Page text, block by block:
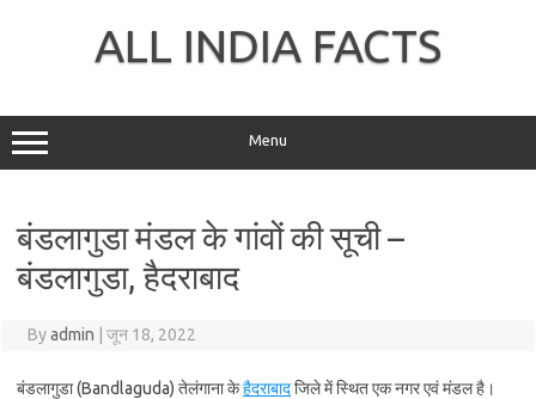
ALL INDIA FACTS
Menu
बंडलागुडा मंडल के गांवों की सूची –
बंडलागुडा, हैदराबाद
Byadmin जून 18, 2022
बंडलागुडा (Bandlaguda) तेलंगाना केहैदराबादजिले में स्थित एक नगर एवं मंडल है।